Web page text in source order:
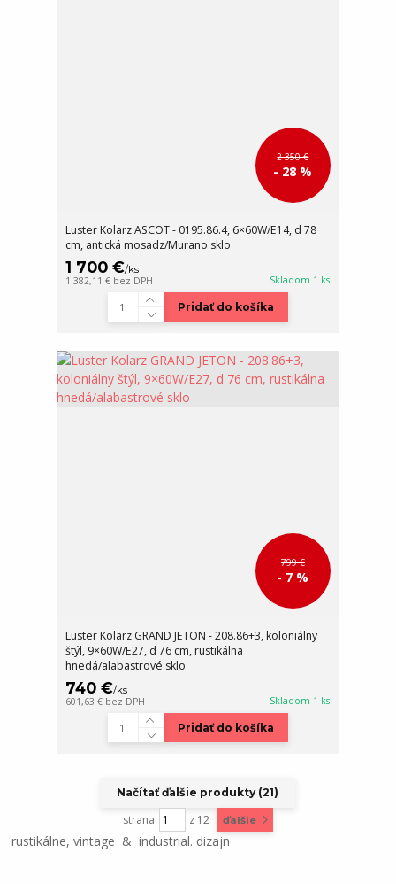
2 350 €
- 28 %
Luster Kolarz ASCOT - 0195.86.4, 6×60W/E14, d 78
cm, antická mosadz/Murano sklo
1 700 €/ks
1 382,11 € bez DPH Skladom 1 ks
Pridať do košíka
799 €
- 7 %
Luster Kolarz GRAND JETON - 208.86+3, koloniálny
štýl, 9×60W/E27, d 76 cm, rustikálna
hnedá/alabastrové sklo
740 €/ks
601,63 € bez DPH Skladom 1 ks
Pridať do košíka
Načítať ďalšie produkty (21)
strana z 12 ďalšie
rustikálne, vintage & industrial. dizajn